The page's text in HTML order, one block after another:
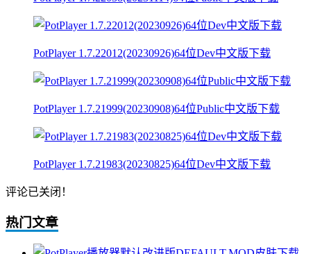
PotPlayer 1.7.22012(20230926)64位Dev中文版下载
PotPlayer 1.7.21999(20230908)64位Public中文版下载
PotPlayer 1.7.21983(20230825)64位Dev中文版下载
评论已关闭！
热门文章